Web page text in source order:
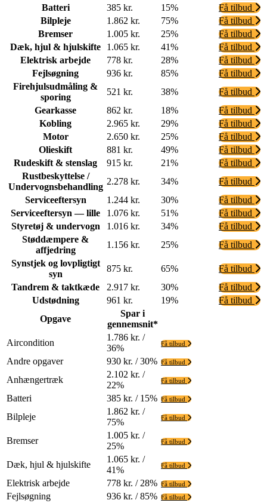
Batteri
385 kr. 15%
Få tilbud
Bilpleje
1.862 kr. 75%
Få tilbud
Bremser
1.005 kr. 25%
Få tilbud
Dæk, hjul & hjulskifte
1.065 kr. 41%
Få tilbud
Elektrisk arbejde
778 kr. 28%
Få tilbud
Fejlsøgning
936 kr. 85%
Få tilbud
Firehjulsudmåling &
sporing
521 kr. 38%
Få tilbud
Gearkasse
862 kr. 18%
Få tilbud
Kobling
2.965 kr. 29%
Få tilbud
Motor
2.650 kr. 25%
Få tilbud
Olieskift
881 kr. 49%
Få tilbud
Rudeskift & stenslag
915 kr. 21%
Få tilbud
Rustbeskyttelse /
Undervognsbehandling
2.278 kr. 34%
Få tilbud
Serviceeftersyn
1.244 kr. 30%
Få tilbud
Serviceeftersyn — lille
1.076 kr. 51%
Få tilbud
Styretøj & undervogn
1.016 kr. 34%
Få tilbud
Støddæmpere &
affjedring
1.156 kr. 25%
Få tilbud
Synstjek og lovpligtigt
syn
875 kr. 65%
Få tilbud
Tandrem & taktkæde
2.917 kr. 30%
Få tilbud
Udstødning
961 kr. 19%
Få tilbud
Opgave
Spar i
gennemsnit*
Aircondition
1.786 kr. /
36%
Få tilbud
Andre opgaver 930 kr. / 30% Få tilbud
Anhængertræk
2.102 kr. /
22%
Få tilbud
Batteri 385 kr. / 15% Få tilbud
Bilpleje
1.862 kr. /
75%
Få tilbud
Bremser
1.005 kr. /
25%
Få tilbud
Dæk, hjul & hjulskifte
1.065 kr. /
41%
Få tilbud
Elektrisk arbejde 778 kr. / 28% Få tilbud
Fejlsøgning 936 kr. / 85% Få tilbud